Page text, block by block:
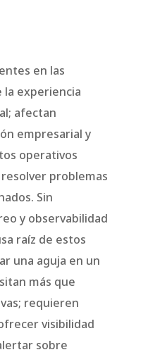
en las
la experiencia
afectan
empresarial y
operativos
problemas
Sin
y observabilidad
raíz de estos
una aguja en un
más que
requieren
visibilidad
sobre